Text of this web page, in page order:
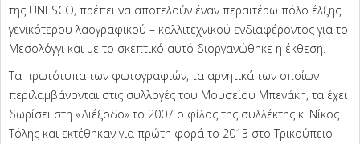
της UNESCO, πρέπει να αποτελούν έναν περαιτέρω πόλο έλξης
γενικότερου λαογραφικού – καλλιτεχνικού ενδιαφέροντος για το
Μεσολόγγι και με το σκεπτικό αυτό διοργανώθηκε η έκθεση.
Τα πρωτότυπα των φωτογραφιών, τα αρνητικά των οποίων
περιλαμβάνονται στις συλλογές του Μουσείου Μπενάκη, τα έχει
δωρίσει στη «Διέξοδο» το 2007 ο φίλος της συλλέκτης κ. Νίκος
Τόλης και εκτέθηκαν για πρώτη φορά το 2013 στο Τρικούπειο